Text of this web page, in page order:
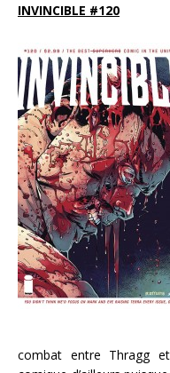
INVINCIBLE #120
combat entre Thragg